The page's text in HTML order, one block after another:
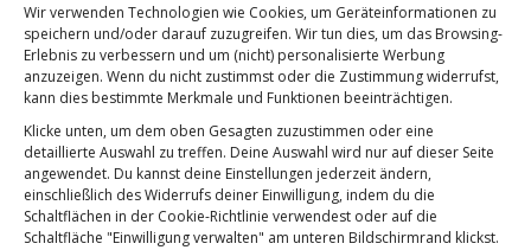
Wir verwenden Technologien wie Cookies, um Geräteinformationen zu
speichern und/oder darauf zuzugreifen. Wir tun dies, um das Browsing-
Erlebnis zu verbessern und um (nicht) personalisierte Werbung
anzuzeigen. Wenn du nicht zustimmst oder die Zustimmung widerrufst,
kann dies bestimmte Merkmale und Funktionen beeinträchtigen.
Klicke unten, um dem oben Gesagten zuzustimmen oder eine
detaillierte Auswahl zu treffen. Deine Auswahl wird nur auf dieser Seite
angewendet. Du kannst deine Einstellungen jederzeit ändern,
einschließlich des Widerrufs deiner Einwilligung, indem du die
Schaltflächen in der Cookie-Richtlinie verwendest oder auf die
Schaltfläche "Einwilligung verwalten" am unteren Bildschirmrand klickst.
Internationaler Tag des Kaktus
Weiterlesen
10. MAI 2026 0 KOMMENTARE / BETTINA